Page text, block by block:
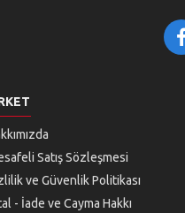
Satış Sözleşmesi
ve Güvenlik Politikası
- İade ve Cayma Hakkı